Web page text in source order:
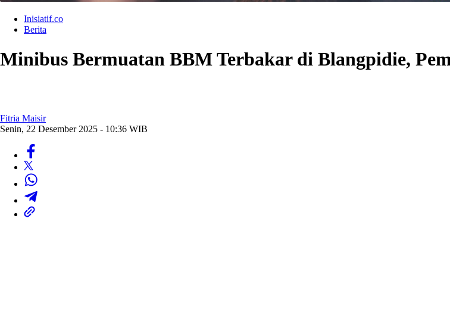
Inisiatif.co
Berita
Minibus Bermuatan BBM Terbakar di Blangpidie,
Fitria Maisir
Senin, 22 Desember 2025 - 10:36 WIB